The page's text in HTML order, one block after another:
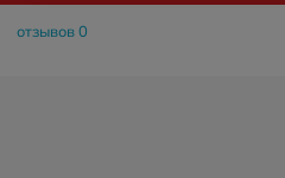
отзывов 0